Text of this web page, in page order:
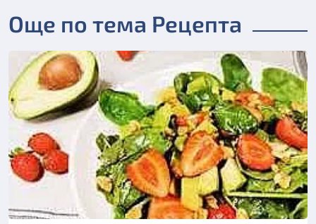
Още по тема Рецепта